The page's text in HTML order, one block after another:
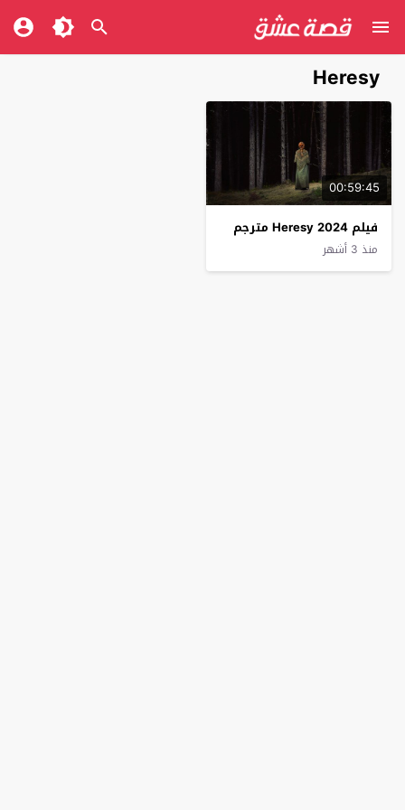
Heresy
00:59:45
فيلم Heresy 2024 مترجم
منذ 3 أشهر